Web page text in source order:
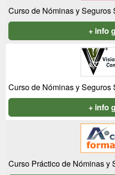
Curso de Nóminas y Seguros
+ info
Curso de Nóminas y Seguros
+ info
Curso Práctico de Nóminas y